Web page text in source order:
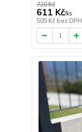
720 Kč
611 Kč/ks
505 Kč bez DPH